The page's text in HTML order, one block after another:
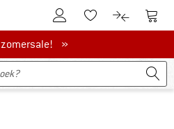
De klantenaccount
Naar deNaar de
zomersale! »